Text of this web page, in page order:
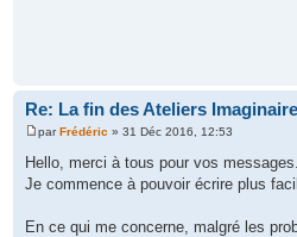
Re: La fin des Ateliers
parFrédéric » 31 Déc 2016, 12:53
Hello, merci à tous pour vos messages.
Je commence à pouvoir écrire plus
En ce qui me concerne, malgré les